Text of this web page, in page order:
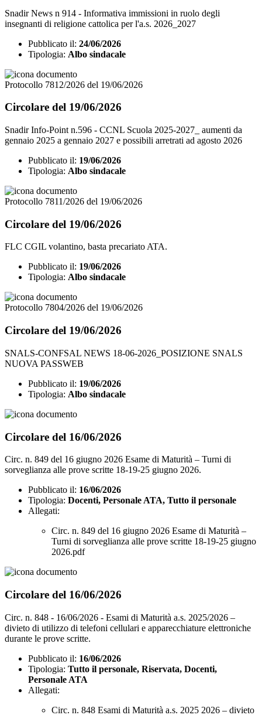
Snadir News n 914 - Informativa immissioni in ruolo degli
insegnanti di religione cattolica per l'a.s. 2026_2027
Pubblicato il: 24/06/2026
Tipologia: Albo sindacale
Protocollo 7812/2026 del 19/06/2026
Circolare del 19/06/2026
Snadir Info-Point n.596 - CCNL Scuola 2025-2027_ aumenti da
gennaio 2025 a gennaio 2027 e possibili arretrati ad agosto 2026
Pubblicato il: 19/06/2026
Tipologia: Albo sindacale
Protocollo 7811/2026 del 19/06/2026
Circolare del 19/06/2026
FLC CGIL volantino, basta precariato ATA.
Pubblicato il: 19/06/2026
Tipologia: Albo sindacale
Protocollo 7804/2026 del 19/06/2026
Circolare del 19/06/2026
SNALS-CONFSAL NEWS 18-06-2026_POSIZIONE SNALS
NUOVA PASSWEB
Pubblicato il: 19/06/2026
Tipologia: Albo sindacale
Circolare del 16/06/2026
Circ. n. 849 del 16 giugno 2026 Esame di Maturità – Turni di
sorveglianza alle prove scritte 18-19-25 giugno 2026.
Pubblicato il: 16/06/2026
Tipologia: Docenti, Personale ATA, Tutto il personale
Allegati:
Circ. n. 849 del 16 giugno 2026 Esame di Maturità –
Turni di sorveglianza alle prove scritte 18-19-25 giugno
2026.pdf
Circolare del 16/06/2026
Circ. n. 848 - 16/06/2026 - Esami di Maturità a.s. 2025/2026 –
divieto di utilizzo di telefoni cellulari e apparecchiature elettroniche
durante le prove scritte.
Pubblicato il: 16/06/2026
Tipologia: Tutto il personale, Riservata, Docenti,
Personale ATA
Allegati:
Circ. n. 848 Esami di Maturità a.s. 2025 2026 – divieto